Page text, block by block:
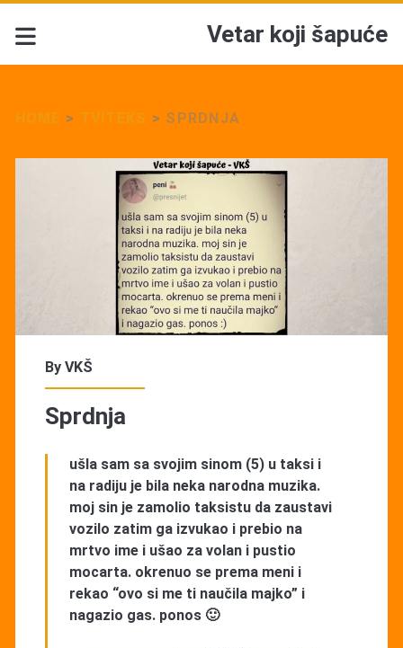
Vetar koji šapuće
> > SPRDNJA
By VKŠ
Sprdnja
ušla sam sa svojim sinom (5) u taksi i
na radiju je bila neka narodna muzika.
moj sin je zamolio taksistu da zaustavi
vozilo zatim ga izvukao i prebio na
mrtvo ime i ušao za volan i pustio
mocarta. okrenuo se prema meni i
rekao “ovo si me ti naučila majko” i
nagazio gas. ponos 🙂